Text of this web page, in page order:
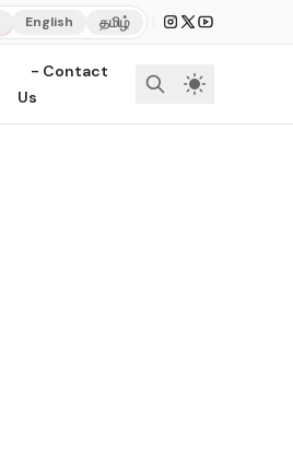
English தமிழ்
- Contact
Us